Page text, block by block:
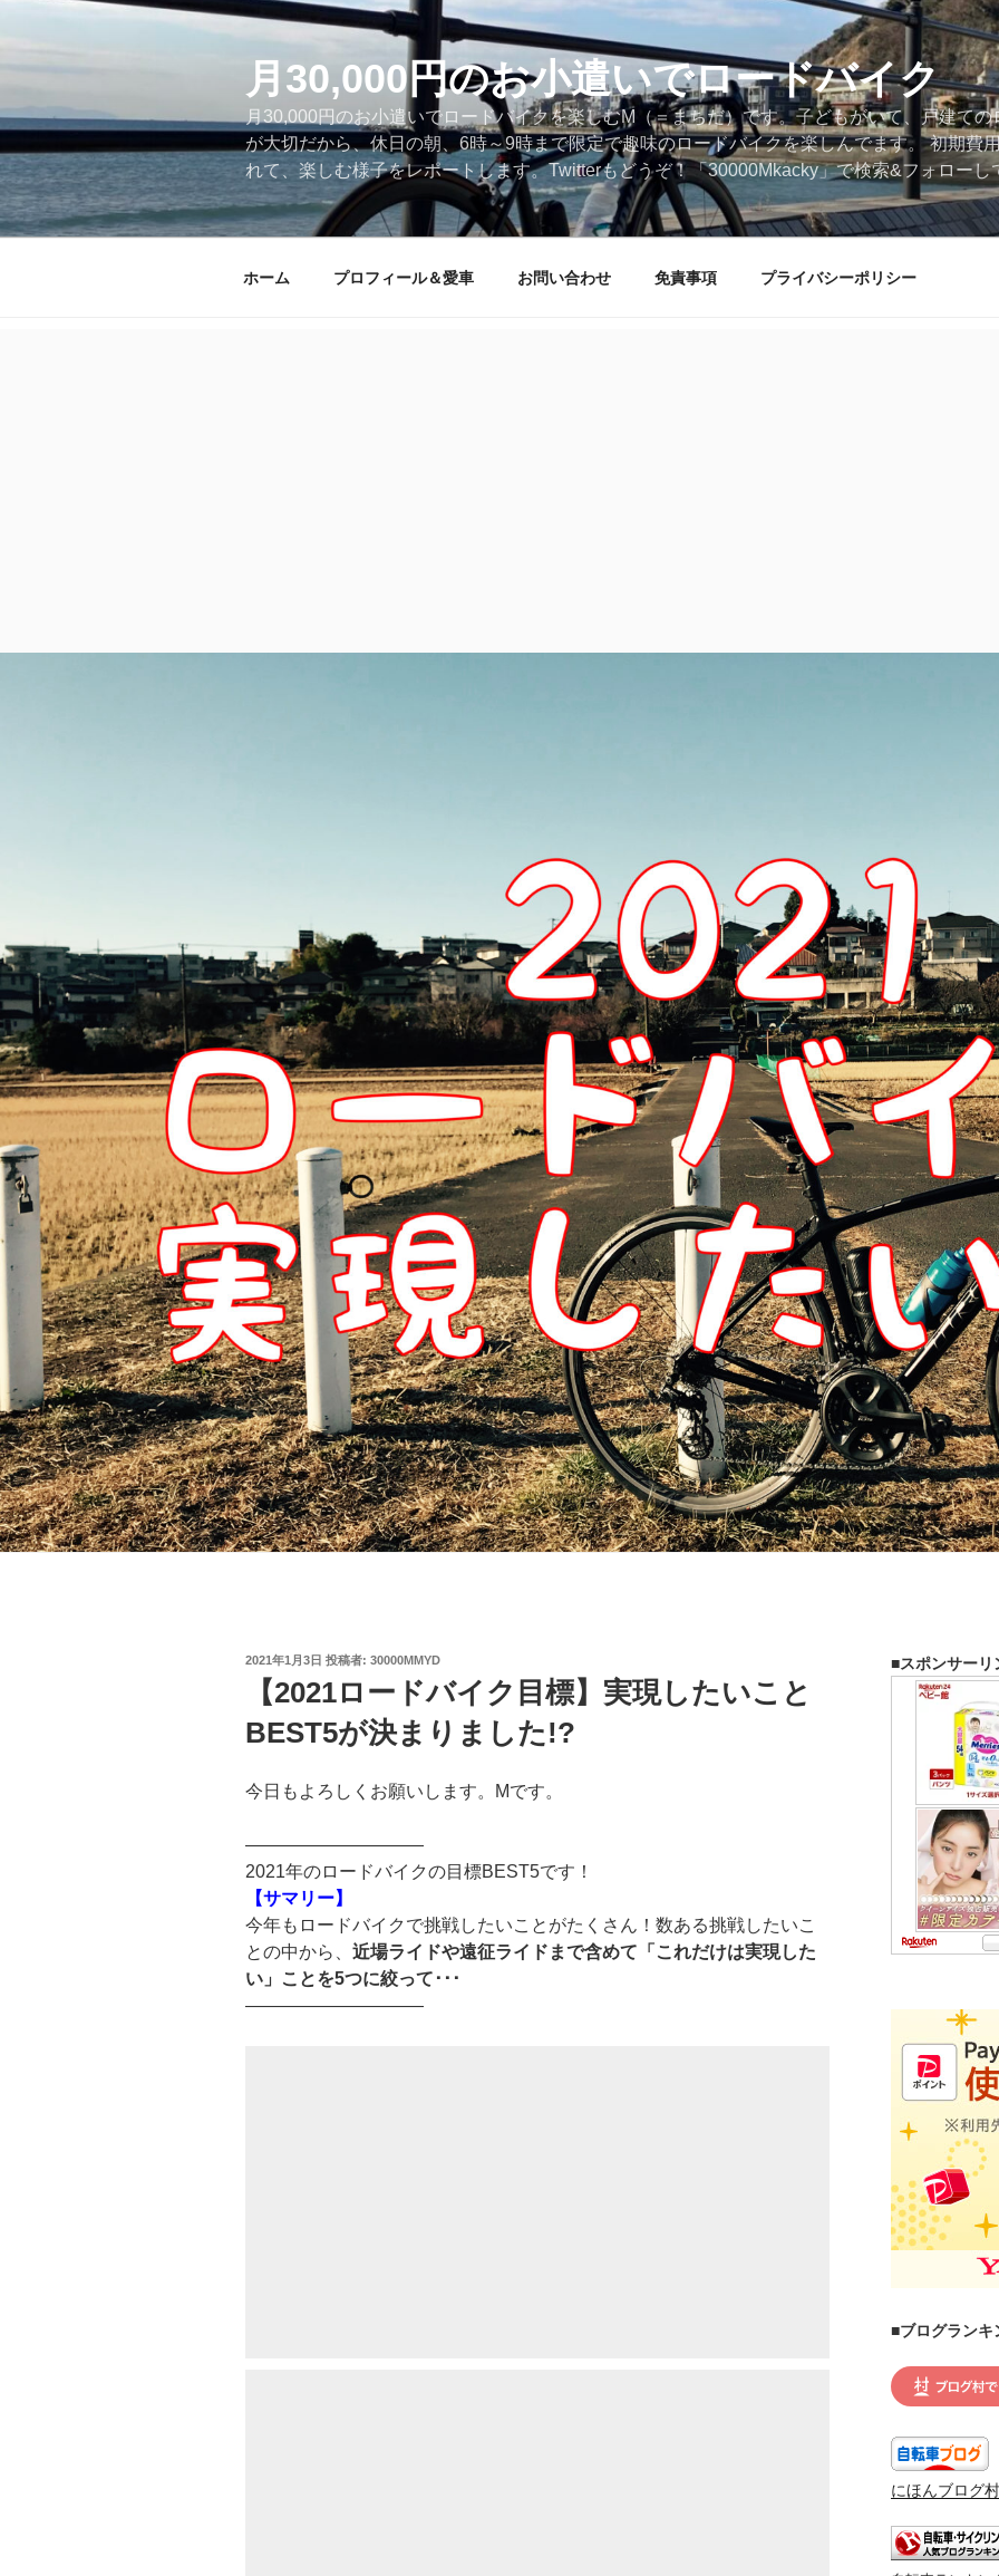
テ
ツ
ス
キ
ッ
月30,000円のお小遣いでロードバイク
月30,000円のお小遣いでロードバイクを楽しむM（＝まちだ）です。子どもがいて、戸建て
が大切だから、休日の朝、6時～9時まで限定で趣味のロードバイクを楽しんでます。 初期費
れて、楽しむ様子をレポートします。Twitterもどうぞ！「30000Mkacky」で検索&フォローし
ホーム プロフィール＆愛車 お問い合わせ 免責事項 プライバシーポリシー
投
2021年1月3日 投稿者: 30000MMYD
【2021ロードバイク目標】実現したいこと
BEST5が決まりました!?
今日もよろしくお願いします。Mです。
——————————
2021年のロードバイクの目標BEST5です！
【サマリー】
今年もロードバイクで挑戦したいことがたくさん！数ある挑戦したいこ
との中から、 近場ライドや遠征ライドまで含めて「これだけは実現した
い」ことを5つに絞って･･･
——————————
■スポンサーリ
■ブログランキ
にほんブログ村